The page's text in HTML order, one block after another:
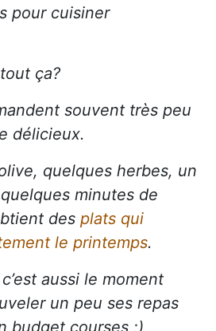
pour cuisiner
ça?
souvent très peu
délicieux.
quelques herbes, un
minutes de
des plats qui
le printemps.
aussi le moment
un peu ses repas
budget courses ;)